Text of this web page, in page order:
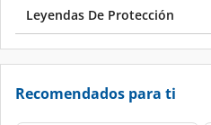
Leyendas De Protección
Recomendados para ti